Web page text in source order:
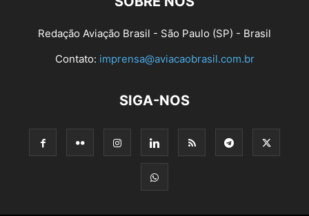
Redação Aviação Brasil - São Paulo (SP) - Brasil
Contato: imprensa@aviacaobrasil.com.br
SIGA-NOS